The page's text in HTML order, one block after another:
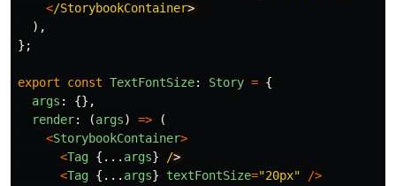
</StorybookContainer
),
};
export const TextFontSize: Story = {
args :
{},
render: (args) =>
(
<StorybookContainer>
<Tag {... args} /
<Tag {... args} textFontSize="20px"
/>